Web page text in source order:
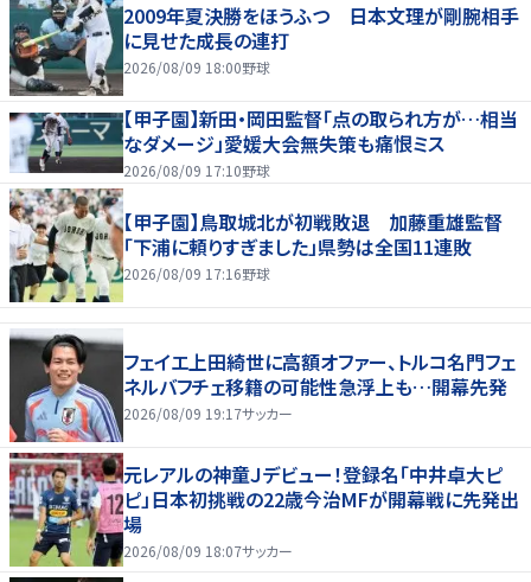
2009年夏決勝をほうふつ 日本文理が剛腕相手
に見せた成長の連打
2026/08/09 18:00野球
【甲子園】新田・岡田監督「点の取られ方が…相当
なダメージ」愛媛大会無失策も痛恨ミス
2026/08/09 17:10野球
【甲子園】鳥取城北が初戦敗退 加藤重雄監督
「下浦に頼りすぎました」県勢は全国11連敗
2026/08/09 17:16野球
フェイエ上田綺世に高額オファー、トルコ名門フェ
ネルバフチェ移籍の可能性急浮上も…開幕先発
2026/08/09 19:17サッカー
元レアルの神童Ｊデビュー！登録名「中井卓大ピ
ピ」日本初挑戦の22歳今治MFが開幕戦に先発出
場
2026/08/09 18:07サッカー